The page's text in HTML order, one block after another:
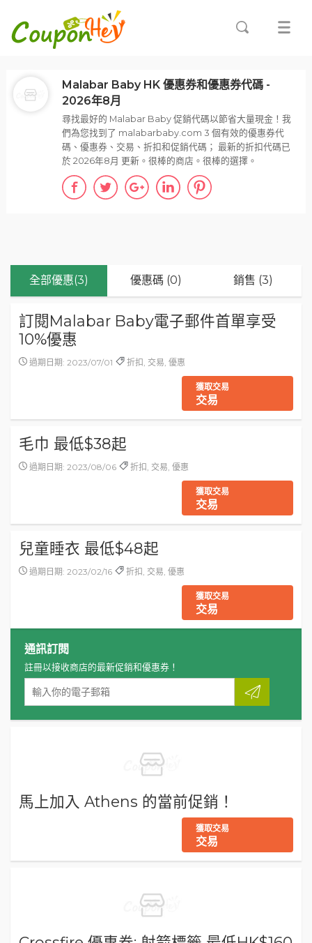
全部優惠(3) 優惠碼 (0) 銷售 (3)
訂閱Malabar Baby電子郵件首單享受
10%優惠
過期日期: 2023/07/01 折扣, 交易, 優惠
獲取交易
交易
毛巾 最低$38起
過期日期: 2023/08/06 折扣, 交易, 優惠
獲取交易
交易
兒童睡衣 最低$48起
過期日期: 2023/02/16 折扣, 交易, 優惠
獲取交易
交易
通訊訂閱
註冊以接收商店的最新促銷和優惠券！
馬上加入 Athens 的當前促銷！
獲取交易
交易
Malabar Baby HK 優惠券和優惠券代碼 -
2026年8月
尋找最好的 Malabar Baby 促銷代碼以節省大量現金！我
們為您找到了 malabarbaby.com 3 個有效的優惠券代
碼、優惠券、交易、折扣和促銷代碼； 最新的折扣代碼已
於 2026年8月 更新。很棒的商店。很棒的選擇。